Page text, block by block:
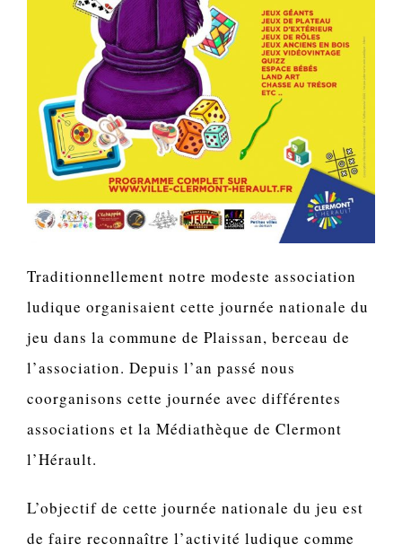
Traditionnellement notre modeste association
ludique organisaient cette journée nationale du
jeu dans la commune de Plaissan, berceau de
l’association. Depuis l’an passé nous
coorganisons cette journée avec différentes
associations et la Médiathèque de Clermont
l’Hérault.
L’objectif de cette journée nationale du jeu est
de faire reconnaître l’activité ludique comme